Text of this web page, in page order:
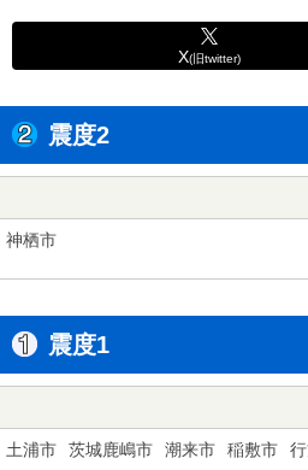
X(旧twitter)
震度2
神栖市
震度1
土浦市 茨城鹿嶋市 潮来市 稲敷市